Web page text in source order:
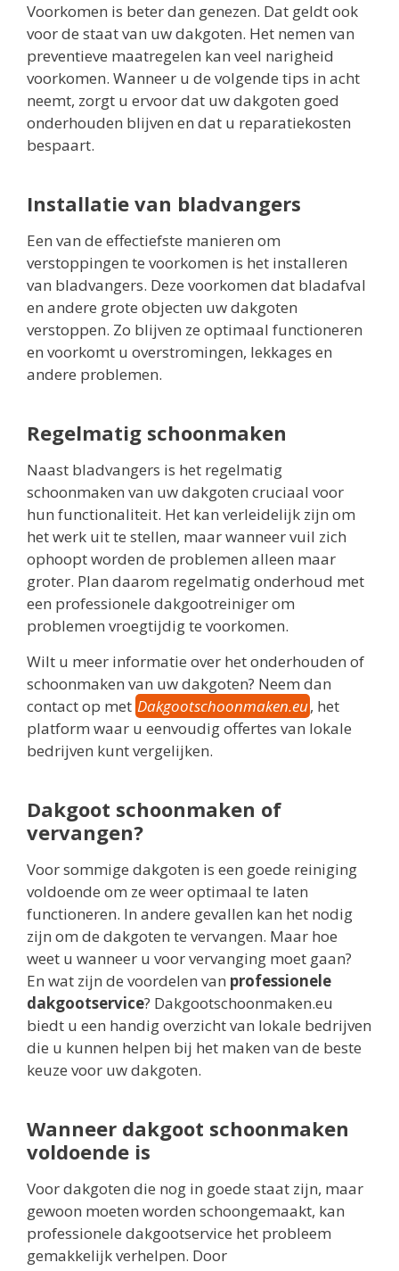
Voorkomen is beter dan genezen. Dat geldt ook
voor de staat van uw dakgoten. Het nemen van
preventieve maatregelen kan veel narigheid
voorkomen. Wanneer u de volgende tips in acht
neemt, zorgt u ervoor dat uw dakgoten goed
onderhouden blijven en dat u reparatiekosten
bespaart.
Installatie van bladvangers
Een van de effectiefste manieren om
verstoppingen te voorkomen is het installeren
van bladvangers. Deze voorkomen dat bladafval
en andere grote objecten uw dakgoten
verstoppen. Zo blijven ze optimaal functioneren
en voorkomt u overstromingen, lekkages en
andere problemen.
Regelmatig schoonmaken
Naast bladvangers is het regelmatig
schoonmaken van uw dakgoten cruciaal voor
hun functionaliteit. Het kan verleidelijk zijn om
het werk uit te stellen, maar wanneer vuil zich
ophoopt worden de problemen alleen maar
groter. Plan daarom regelmatig onderhoud met
een professionele dakgootreiniger om
problemen vroegtijdig te voorkomen.
Wilt u meer informatie over het onderhouden of
schoonmaken van uw dakgoten? Neem dan
contact op met Dakgootschoonmaken.eu, het
platform waar u eenvoudig offertes van lokale
bedrijven kunt vergelijken.
Dakgoot schoonmaken of
vervangen?
Voor sommige dakgoten is een goede reiniging
voldoende om ze weer optimaal te laten
functioneren. In andere gevallen kan het nodig
zijn om de dakgoten te vervangen. Maar hoe
weet u wanneer u voor vervanging moet gaan?
En wat zijn de voordelen van professionele
dakgootservice? Dakgootschoonmaken.eu
biedt u een handig overzicht van lokale bedrijven
die u kunnen helpen bij het maken van de beste
keuze voor uw dakgoten.
Wanneer dakgoot schoonmaken
voldoende is
Voor dakgoten die nog in goede staat zijn, maar
gewoon moeten worden schoongemaakt, kan
professionele dakgootservice het probleem
gemakkelijk verhelpen. Door